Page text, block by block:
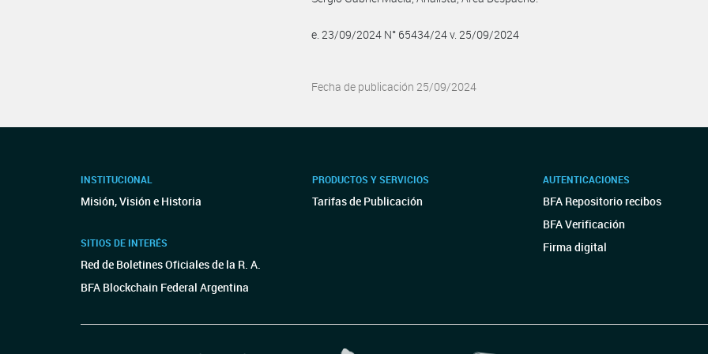
e. 23/09/2024 N° 65434/24 v. 25/09/2024
Fecha de publicación 25/09/2024
INSTITUCIONAL
Misión, Visión e Historia
SITIOS DE INTERÉS
Red de Boletines Oficiales de la R. A.
BFA Blockchain Federal Argentina
PRODUCTOS Y SERVICIOS
Tarifas de Publicación
AUTENTICACIONES
BFA Repositorio recibos
BFA Verificación
Firma digital